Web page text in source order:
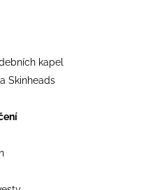
kapel
Skinheads